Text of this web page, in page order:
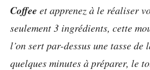
Coffee et apprenez à le réaliser
seulement 3 ingrédients, cette
l’on sert par-dessus une tasse de
quelques minutes à préparer, le